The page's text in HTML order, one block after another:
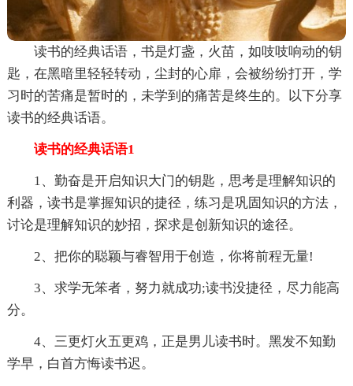
读书的经典话语，书是灯盏，火苗，如吱吱响动的钥
匙，在黑暗里轻轻转动，尘封的心扉，会被纷纷打开，学
习时的苦痛是暂时的，未学到的痛苦是终生的。以下分享
读书的经典话语。
读书的经典话语1
1、勤奋是开启知识大门的钥匙，思考是理解知识的
利器，读书是掌握知识的捷径，练习是巩固知识的方法，
讨论是理解知识的妙招，探求是创新知识的途径。
2、把你的聪颖与睿智用于创造，你将前程无量!
3、求学无笨者，努力就成功;读书没捷径，尽力能高
分。
4、三更灯火五更鸡，正是男儿读书时。黑发不知勤
学早，白首方悔读书迟。